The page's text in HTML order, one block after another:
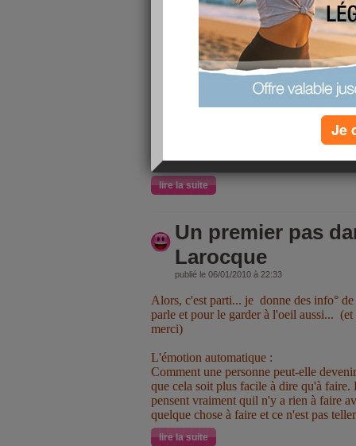
Vie sentimentale :Organiser une
amoureux, à l'étranger de
mariage au mois de mai.
Vie familiale: Trouver une idée
membres de ma famille proche et
loulou, la grande, les parents, les
sonhomme, le joli frère et sa
filleule et sa soeur, sans oublier
lire la suite
Un premier pas
Larocque
publié le 06/01/2010 à 22:33
Alors, c'est parti... je donne des info°
parle et pour le garder à l'oeil aussi... (et
merci)
L'émotion automatique :
Comment une personne peut-elle
que cela soit plus facile à dire qu'à faire.
pensent vraiment quil n'y a rien à faire
quelque chose à faire et ce n'est pas
lire la suite
Je